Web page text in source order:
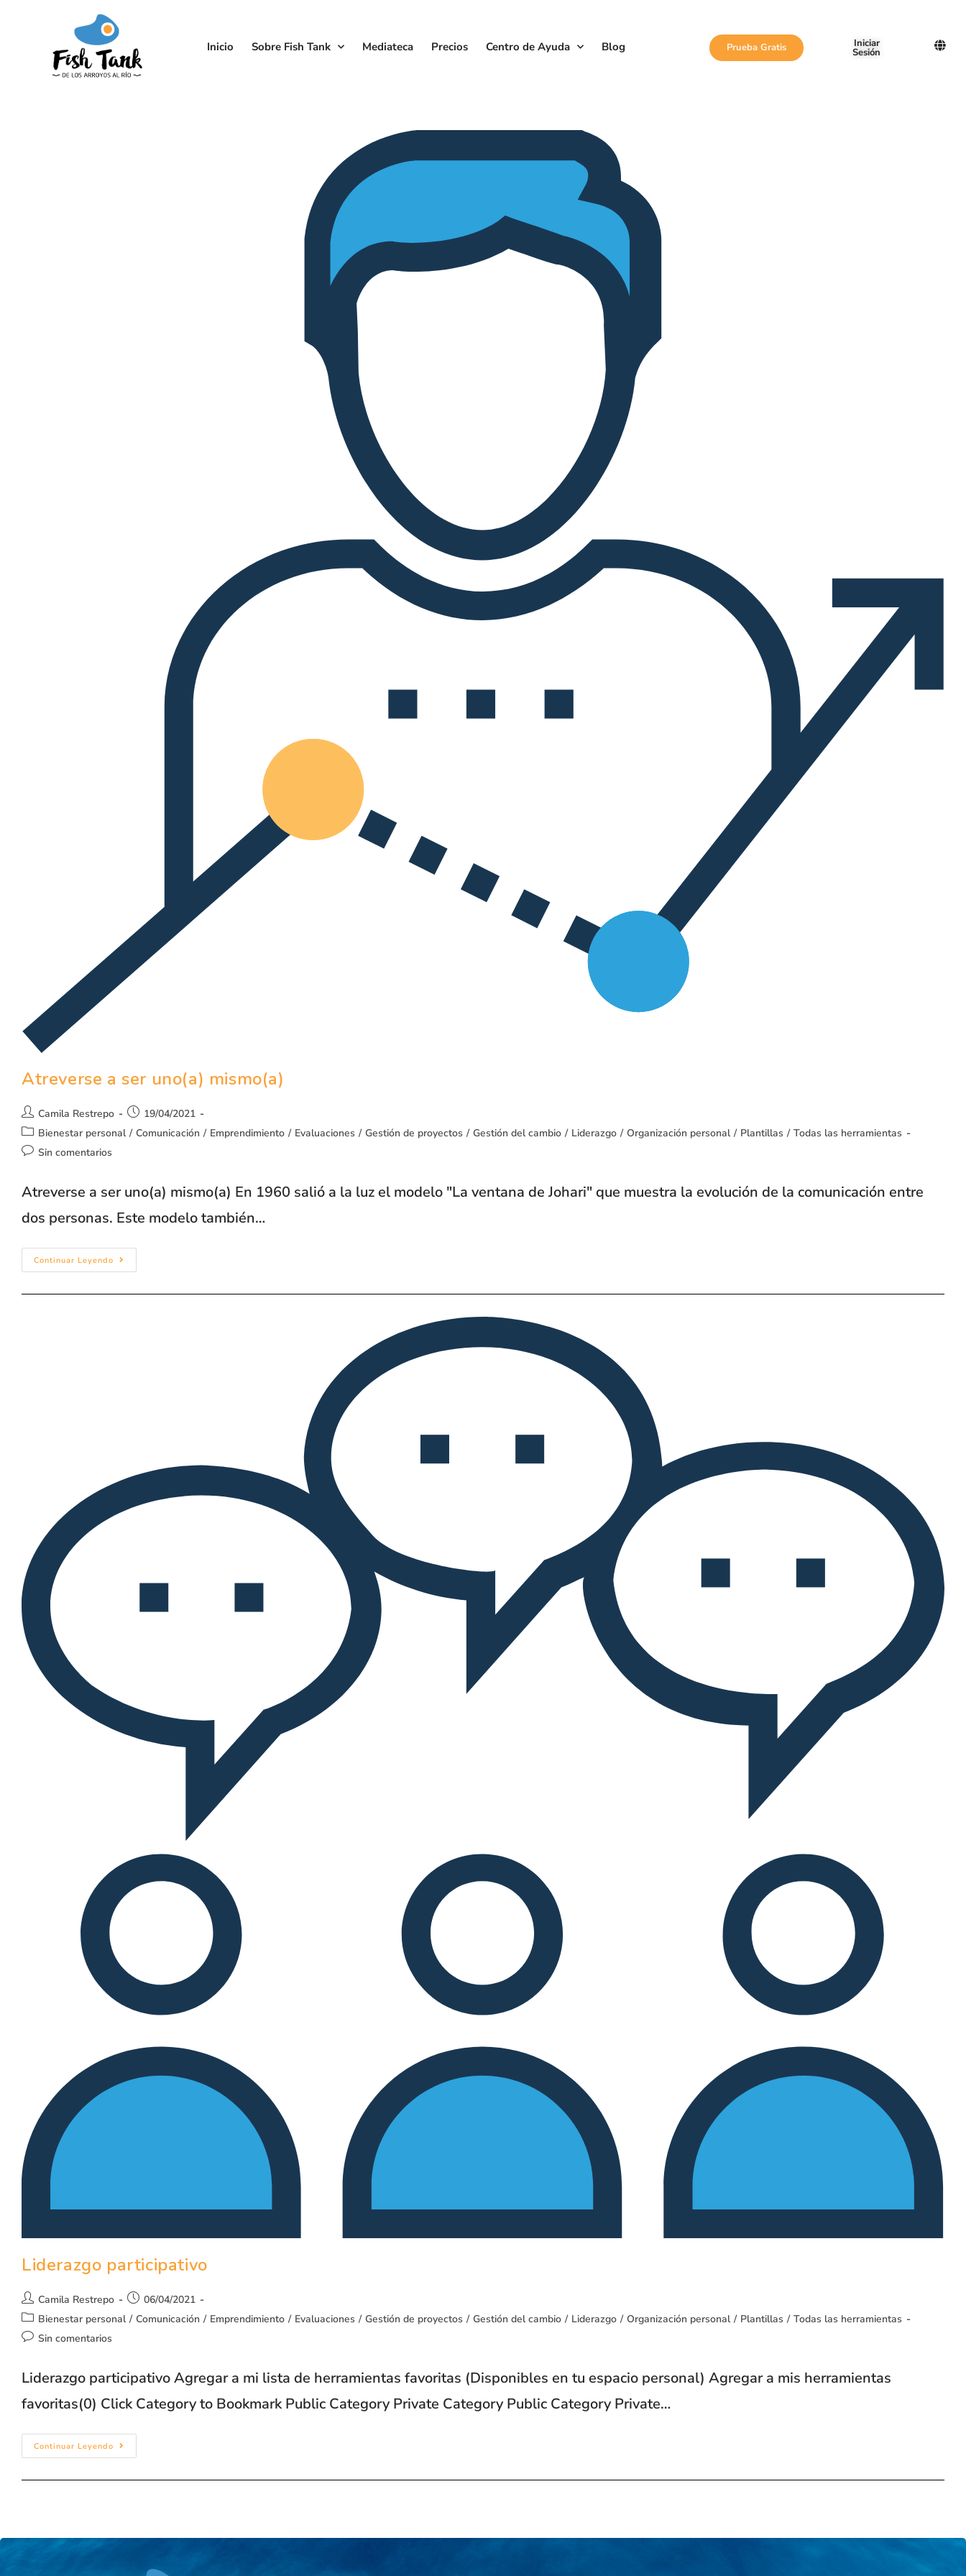
Inicio Sobre Fish Tank Mediateca Precios Centro de Ayuda Blog Prueba Gratis Iniciar
Sesión
Atreverse a ser uno(a) mismo(a)
Camila Restrepo
19/04/2021
Bienestar personal / Comunicación / Emprendimiento / Evaluaciones / Gestión de proyectos / Gestión del cambio / Liderazgo / Organización personal / Plantillas / Todas las herramientas
Sin comentarios
Atreverse a ser uno(a) mismo(a) En 1960 salió a la luz el modelo "La ventana de Johari" que muestra la evolución de la comunicación entre
dos personas. Este modelo también…
Continuar Leyendo
Liderazgo participativo
Camila Restrepo
06/04/2021
Bienestar personal / Comunicación / Emprendimiento / Evaluaciones / Gestión de proyectos / Gestión del cambio / Liderazgo / Organización personal / Plantillas / Todas las herramientas
Sin comentarios
Liderazgo participativo Agregar a mi lista de herramientas favoritas (Disponibles en tu espacio personal) Agregar a mis herramientas
favoritas(0) Click Category to Bookmark Public Category Private Category Public Category Private…
Continuar Leyendo